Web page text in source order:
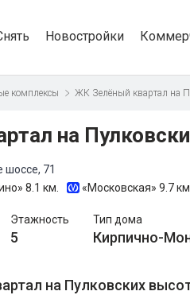
Новостройки
комплексы ЖК Зелёный квартал на
на
шоссе, 71
8.1 км. «Московская» 9.7 км.
Этажность
5
Тип дома
Кирпично-
на Пулковских